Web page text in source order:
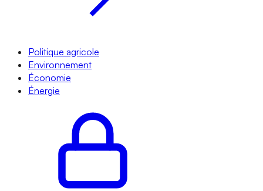
Politique agricole
Environnement
Économie
Énergie